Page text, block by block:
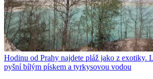
Hodinu od Prahy najdete pláž jako z exotiky.
pyšní bílým pískem a tyrkysovou vodou